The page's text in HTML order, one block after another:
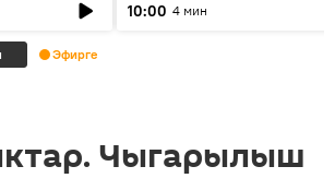
10:00 4 мин
Эфирге
Чыгарылыш